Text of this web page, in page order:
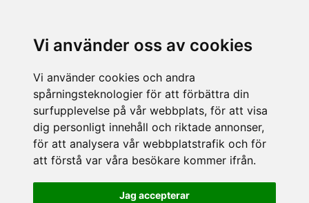
Vi använder oss av cookies
Vi använder cookies och andra
spårningsteknologier för att förbättra din
surfupplevelse på vår webbplats, för att visa
dig personligt innehåll och riktade annonser,
för att analysera vår webbplatstrafik och för
att förstå var våra besökare kommer ifrån.
Jag accepterar